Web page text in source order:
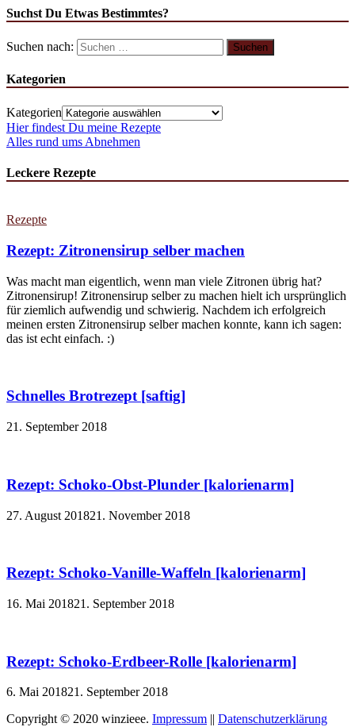
Suchst Du Etwas Bestimmtes?
Suchen nach:
Kategorien
Kategorien
Hier findest Du meine Rezepte
Alles rund ums Abnehmen
Leckere Rezepte
Rezepte
Rezept: Zitronensirup selber machen
Was macht man eigentlich, wenn man viele Zitronen übrig hat?
Zitronensirup! Zitronensirup selber zu machen hielt ich ursprünglich
für ziemlich aufwendig und schwierig. Nachdem ich erfolgreich
meinen ersten Zitronensirup selber machen konnte, kann ich sagen:
das ist echt einfach. :)
Schnelles Brotrezept [saftig]
21. September 2018
Rezept: Schoko-Obst-Plunder [kalorienarm]
27. August 201821. November 2018
Rezept: Schoko-Vanille-Waffeln [kalorienarm]
16. Mai 201821. September 2018
Rezept: Schoko-Erdbeer-Rolle [kalorienarm]
6. Mai 201821. September 2018
Copyright © 2020 winzieee. Impressum
Datenschutzerklärung